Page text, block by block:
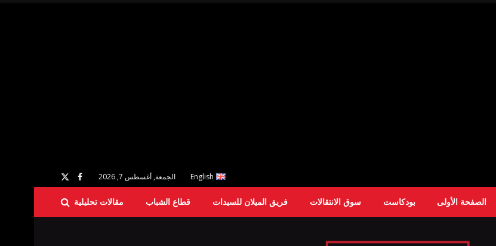
English الجمعة, أغسطس 7, 2026
الصفحة الأولى بودكاست سوق الانتقالات فريق الميلان للسيدات قطاع الشباب مقالات تحليلية